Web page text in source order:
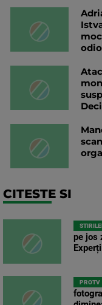
CITESTE SI
pe jos
PROTV